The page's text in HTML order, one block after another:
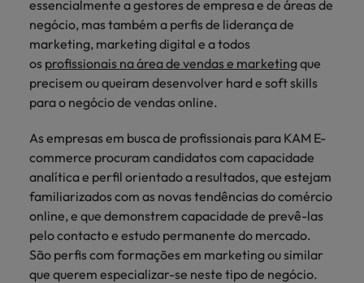
essencialmente a gestores de empresa e de áreas de
negócio, mas também a perfis de liderança de
marketing, marketing digital e a todos
os profissionais na área de vendas e marketing que
precisem ou queiram desenvolver hard e soft skills
para o negócio de vendas online.
As empresas em busca de profissionais para KAM E-
commerce procuram candidatos com capacidade
analítica e perfil orientado a resultados, que estejam
familiarizados com as novas tendências do comércio
online, e que demonstrem capacidade de prevê-las
pelo contacto e estudo permanente do mercado.
São perfis com formações em marketing ou similar
que querem especializar-se neste tipo de negócio.